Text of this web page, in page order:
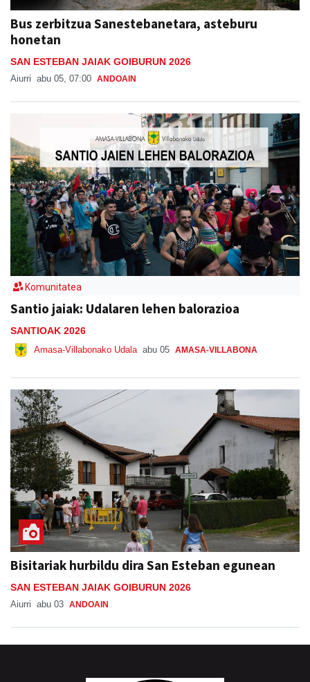
Bus zerbitzua Sanestebanetara, asteburu
honetan
SAN ESTEBAN JAIAK GOIBURUN 2026
Aiurri abu 05, 07:00 ANDOAIN
Komunitatea
Santio jaiak: Udalaren lehen balorazioa
SANTIOAK 2026
Amasa-Villabonako Udala abu 05 AMASA-VILLABONA
Bisitariak hurbildu dira San Esteban egunean
SAN ESTEBAN JAIAK GOIBURUN 2026
Aiurri abu 03 ANDOAIN